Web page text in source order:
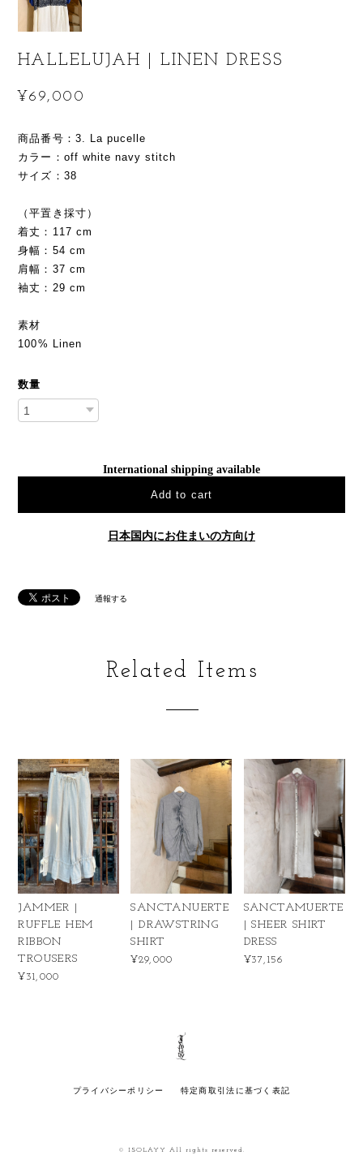
HALLELUJAH | LINEN DRESS
¥69,000
商品番号：3. La pucelle
カラー：off white navy stitch
サイズ：38
（平置き採寸）
着丈：117 cm
身幅：54 cm
肩幅：37 cm
袖丈：29 cm
素材
100% Linen
数量
International shipping available
Add to cart
日本国内にお住まいの方向け
通報する
Related Items
JAMMER |
RUFFLE HEM
RIBBON
TROUSERS
¥31,000
SANCTANUERTE
| DRAWSTRING
SHIRT
¥29,000
SANCTAMUERTE
| SHEER SHIRT
DRESS
¥37,156
プライバシーポリシー 特定商取引法に基づく表記
© ISOLAYY All rights reserved.